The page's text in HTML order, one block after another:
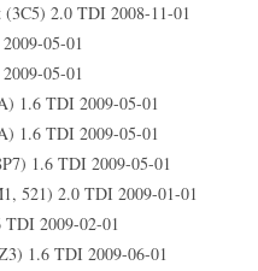
2.0 TDI 2008-11-01
05-01
05-01
1.6 TDI 2009-05-01
1.6 TDI 2009-05-01
1.6 TDI 2009-05-01
521) 2.0 TDI 2009-01-01
2009-02-01
1.6 TDI 2009-06-01